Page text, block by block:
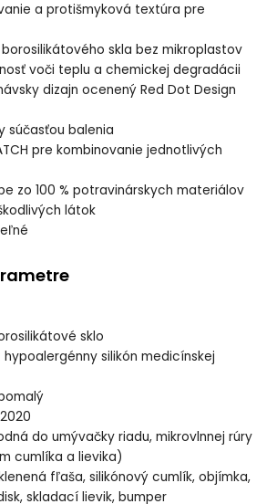
a protišmyková textúra pre
borosilikátového skla bez mikroplastov
voči teplu a chemickej degradácii
dizajn ocenený Red Dot Design
súčasťou balenia
pre kombinovanie jednotlivých
zo 100 % potravinárskych materiálov
látok
sklo
hypoalergénny silikón medicínskej
do umývačky riadu, mikrovlnnej rúry
cumlíka a lievika)
fľaša, silikónový cumlík, objímka,
skladací lievik, bumper